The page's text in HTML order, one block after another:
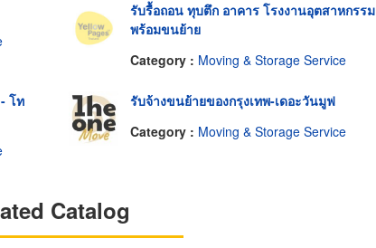
รับรื้อถอน ทุบตึก อาคาร โรงงานอุตสาหกรรม
พร้อมขนย้าย
Category : Moving & Storage Service
โท
รับจ้างขนย้ายของกรุงเทพ-เดอะวันมูฟ
Category : Moving & Storage Service
Catalog